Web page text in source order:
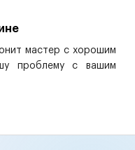
мастер с хорошим
проблему с вашим